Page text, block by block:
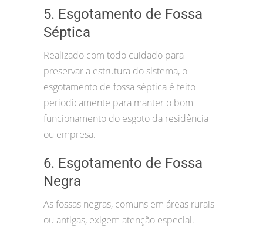
5. Esgotamento de Fossa
Séptica
Realizado com todo cuidado para
preservar a estrutura do sistema, o
esgotamento de fossa séptica é feito
periodicamente para manter o bom
funcionamento do esgoto da residência
ou empresa.
6. Esgotamento de Fossa
Negra
As fossas negras, comuns em áreas rurais
ou antigas, exigem atenção especial.